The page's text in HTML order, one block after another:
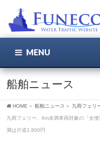
MENU
船舶ニュース
HOME » 船舶ニュース » 九商フェリ
九商フェリー、6m未満車両対象の「全
満は片道2,800円
ユーザー名 / メール